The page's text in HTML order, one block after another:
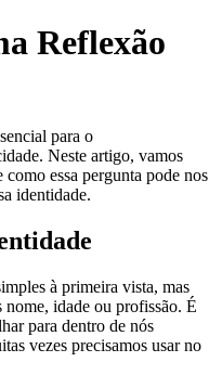
Reflexão
para o
Neste artigo, vamos
essa pergunta pode nos
identidade.
à primeira vista, mas
idade ou profissão. É
para dentro de nós
vezes precisamos usar no